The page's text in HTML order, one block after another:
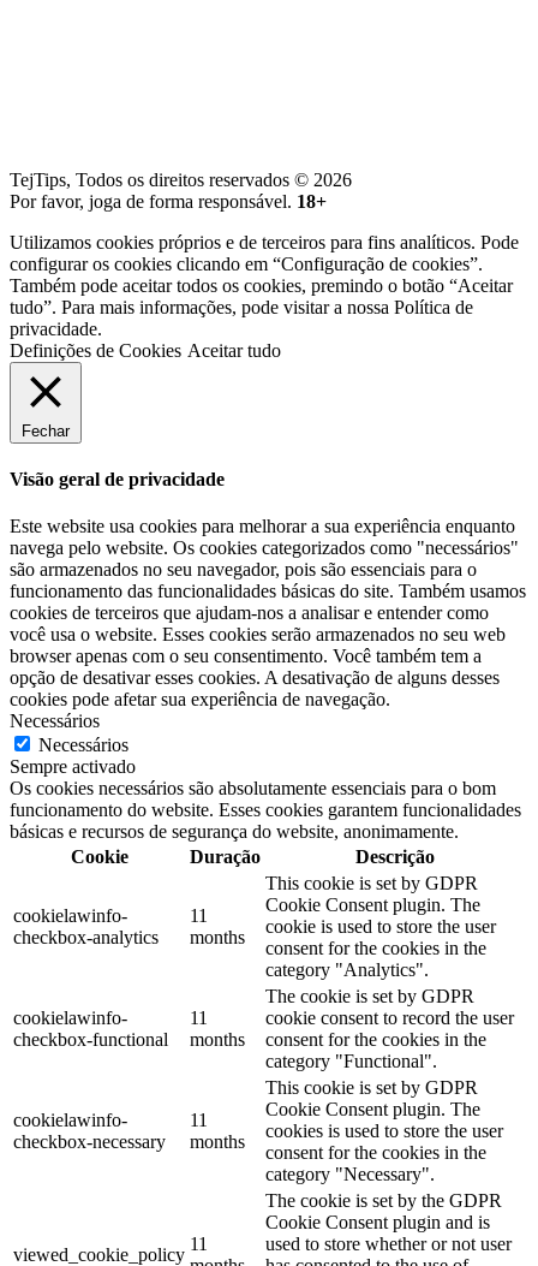
TejTips, Todos os direitos reservados © 2026
Por favor, joga de forma responsável. 18+
Utilizamos cookies próprios e de terceiros para fins analíticos. Pode
configurar os cookies clicando em “Configuração de cookies”.
Também pode aceitar todos os cookies, premindo o botão “Aceitar
tudo”. Para mais informações, pode visitar a nossa Política de
privacidade.
Definições de Cookies Aceitar tudo
Fechar
Visão geral de privacidade
Este website usa cookies para melhorar a sua experiência enquanto
navega pelo website. Os cookies categorizados como "necessários"
são armazenados no seu navegador, pois são essenciais para o
funcionamento das funcionalidades básicas do site. Também usamos
cookies de terceiros que ajudam-nos a analisar e entender como
você usa o website. Esses cookies serão armazenados no seu web
browser apenas com o seu consentimento. Você também tem a
opção de desativar esses cookies. A desativação de alguns desses
cookies pode afetar sua experiência de navegação.
Necessários
Necessários
Sempre activado
Os cookies necessários são absolutamente essenciais para o bom
funcionamento do website. Esses cookies garantem funcionalidades
básicas e recursos de segurança do website, anonimamente.
Cookie
Duração Descrição
cookielawinfo-
checkbox-analytics
11
months
This cookie is set by GDPR
Cookie Consent plugin. The
cookie is used to store the user
consent for the cookies in the
category "Analytics".
cookielawinfo-
checkbox-functional
11
months
The cookie is set by GDPR
cookie consent to record the user
consent for the cookies in the
category "Functional".
cookielawinfo-
checkbox-necessary
11
months
This cookie is set by GDPR
Cookie Consent plugin. The
cookies is used to store the user
consent for the cookies in the
category "Necessary".
viewed_cookie_policy
11
The cookie is set by the GDPR
Cookie Consent plugin and is
used to store whether or not user